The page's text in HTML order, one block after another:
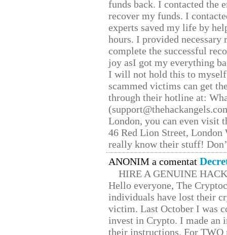
funds back. I contacted the
recover my funds. I
experts saved my life by
hours. I provided
complete the successful
joy asI got my everything
I will not hold this to
scammed victims can get
through their hotline at:
London, you can even visit
46 Red Lion Street, London
really know their stuff!
ANONIM a comentat
HIRE A GENUINE
Hello everyone, The
individuals have lost their
victim. Last October I was
invest in Crypto. I made
their instructions. For TWO